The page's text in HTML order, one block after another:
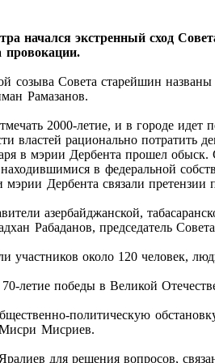
начался экстренный сход
провокации.
созыва Совета старейшин
Рамазанов.
2000-летие, и в городе
властей рационально
в мэрии Дербента прошел
в федеральной
мэрии Дербента связали
азербайджанской,
Рабаданов, председатель
участников около 120 человек,
летие победы в Великой
политическую
Мисриев.
для решения вопросов,